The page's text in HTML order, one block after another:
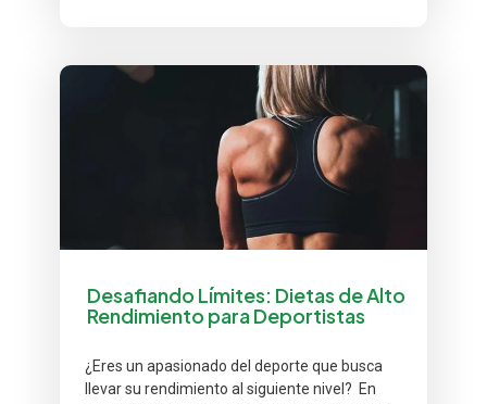
Desafiando Límites: Dietas de Alto
Rendimiento para Deportistas
¿Eres un apasionado del deporte que busca
llevar su rendimiento al siguiente nivel? En